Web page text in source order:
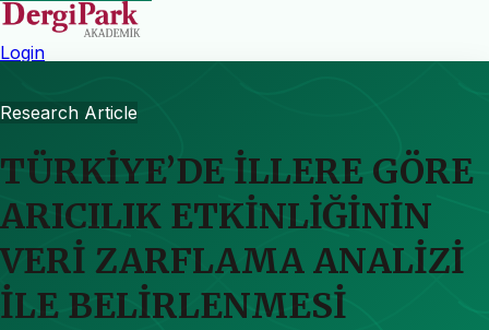
Login
Research Article
TÜRKİYE’DE İLLERE GÖRE
ARICILIK ETKİNLİĞİNİN
VERİ ZARFLAMA ANALİZİ
İLE BELİRLENMESİ